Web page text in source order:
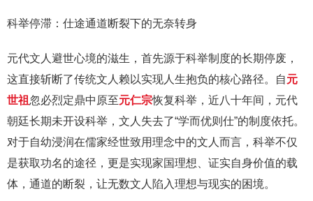
科举停滞：仕途通道断裂下的无奈转身
元代文人避世心境的滋生，首先源于科举制度的长期停废，
这直接斩断了传统文人赖以实现人生抱负的核心路径。自元
世祖 忽必烈定鼎中原至元仁宗恢复科举，近八十年间，元代
朝廷长期未开设科举，文人失去了“学而优则仕”的制度依托。
对于自幼浸润在儒家经世致用理念中的文人而言，科举不仅
是获取功名的途径，更是实现家国理想、证实自身价值的载
体，通道的断裂，让无数文人陷入理想与现实的困境。